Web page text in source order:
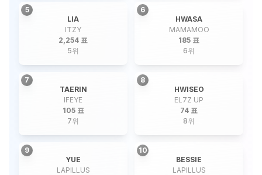
5
LIA
ITZY
2,254 표
5위
6
HWASA
MAMAMOO
185 표
6위
7
TAERIN
IFEYE
105 표
7위
8
HWISEO
EL7Z UP
74 표
8위
9
YUE
LAPILLUS
10
BESSIE
LAPILLUS